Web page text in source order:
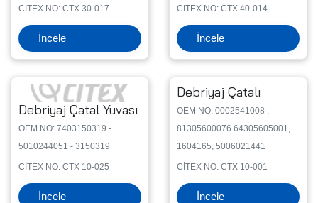
CİTEX NO: CTX 30-017
İncele
CİTEX NO: CTX 40-014
İncele
Debriyaj Çatal Yuvası
OEM NO: 7403150319 -
5010244051 - 3150319
CİTEX NO: CTX 10-025
İncele
Debriyaj Çatalı
OEM NO: 0002541008 ,
81305600076 64305605001,
1604165, 5006021441
CİTEX NO: CTX 10-001
İncele